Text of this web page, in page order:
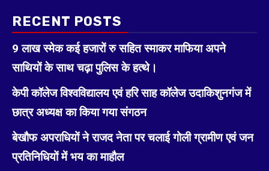
RECENT POSTS
9 लाख स्मेक कई हजारों रु सहित स्माकर माफिया अपने
साथियों के साथ चढ़ा पुलिस के हत्थे।
केपी कॉलेज विश्वविद्यालय एवं हरि साह कॉलेज उदाकिशुनगंज में
छात्र अध्यक्ष का किया गया संगठन
बेखौफ अपराधियों ने राजद नेता पर चलाई गोली ग्रामीण एवं जन
प्रतिनिधियों में भय का माहौल